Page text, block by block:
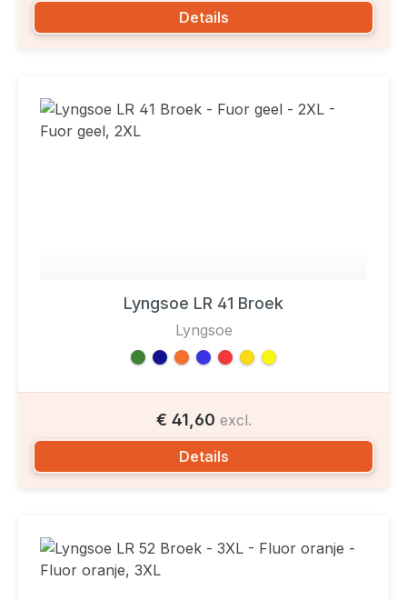
Details
Lyngsoe LR 41 Broek
Lyngsoe
€ 41,60 excl.
Details